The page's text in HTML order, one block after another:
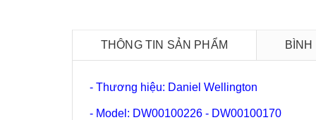
THÔNG TIN SẢN PHẨM
- Thương hiệu: Daniel Wellington
- Model: DW00100226 - DW00100170